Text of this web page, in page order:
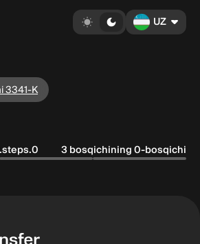
UZ
3341-K
3 bosqichining 0-bosqichi